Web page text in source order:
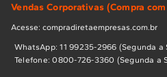
Vendas Corporativas (Compra com
Acesse: compradiretaempresas.com.br
WhatsApp: 11 99235-2966 (Segunda a
Telefone: 0800-726-3360 (Segunda a